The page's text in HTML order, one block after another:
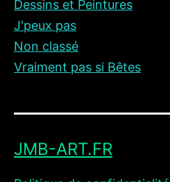
Dessins et Peintures
J'peux pas
Non classé
Vraiment pas si Bêtes
JMB-ART.FR